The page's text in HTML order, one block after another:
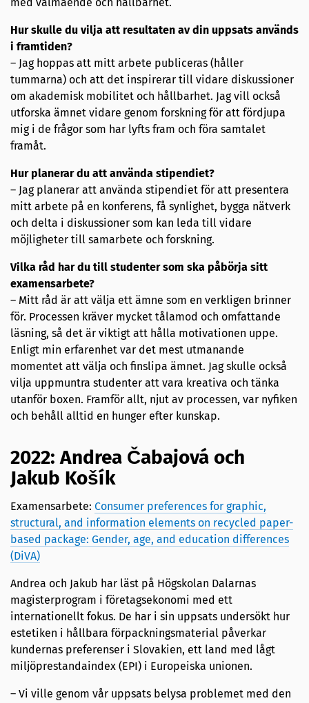
Hur skulle du vilja att resultaten av din uppsats används
i framtiden?
– Jag hoppas att mitt arbete publiceras (håller
tummarna) och att det inspirerar till vidare diskussioner
om akademisk mobilitet och hållbarhet. Jag vill också
utforska ämnet vidare genom forskning för att fördjupa
mig i de frågor som har lyfts fram och föra samtalet
framåt.
Hur planerar du att använda stipendiet?
– Jag planerar att använda stipendiet för att presentera
mitt arbete på en konferens, få synlighet, bygga nätverk
och delta i diskussioner som kan leda till vidare
möjligheter till samarbete och forskning.
Vilka råd har du till studenter som ska påbörja sitt
examensarbete?
– Mitt råd är att välja ett ämne som en verkligen brinner
för. Processen kräver mycket tålamod och omfattande
läsning, så det är viktigt att hålla motivationen uppe.
Enligt min erfarenhet var det mest utmanande
momentet att välja och finslipa ämnet. Jag skulle också
vilja uppmuntra studenter att vara kreativa och tänka
utanför boxen. Framför allt, njut av processen, var nyfiken
och behåll alltid en hunger efter kunskap.
2022: Andrea Čabajová och
Jakub Košík
Examensarbete: Consumer preferences for graphic,
structural, and information elements on recycled paper-
based package: Gender, age, and education differences
(DiVA)
Andrea och Jakub har läst på Högskolan Dalarnas
magisterprogram i företagsekonomi med ett
internationellt fokus. De har i sin uppsats undersökt hur
estetiken i hållbara förpackningsmaterial påverkar
kundernas preferenser i Slovakien, ett land med lågt
miljöprestandaindex (EPI) i Europeiska unionen.
– Vi ville genom vår uppsats belysa problemet med den